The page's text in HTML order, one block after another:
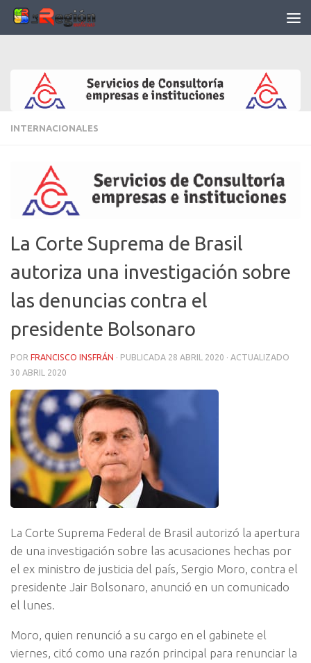
Saltar al contenido
INTERNACIONALES
La Corte Suprema de Brasil
autoriza una investigación sobre
las denuncias contra el
presidente Bolsonaro
POR FRANCISCO INSFRÁN · PUBLICADA 28 ABRIL 2020 · ACTUALIZADO
30 ABRIL 2020
La Corte Suprema Federal de Brasil autorizó la apertura
de una investigación sobre las acusaciones hechas por
el ex ministro de justicia del país, Sergio Moro, contra el
presidente Jair Bolsonaro, anunció en un comunicado
el lunes.
Moro, quien renunció a su cargo en el gabinete el
viernes, citó como una razón principal para renunciar la